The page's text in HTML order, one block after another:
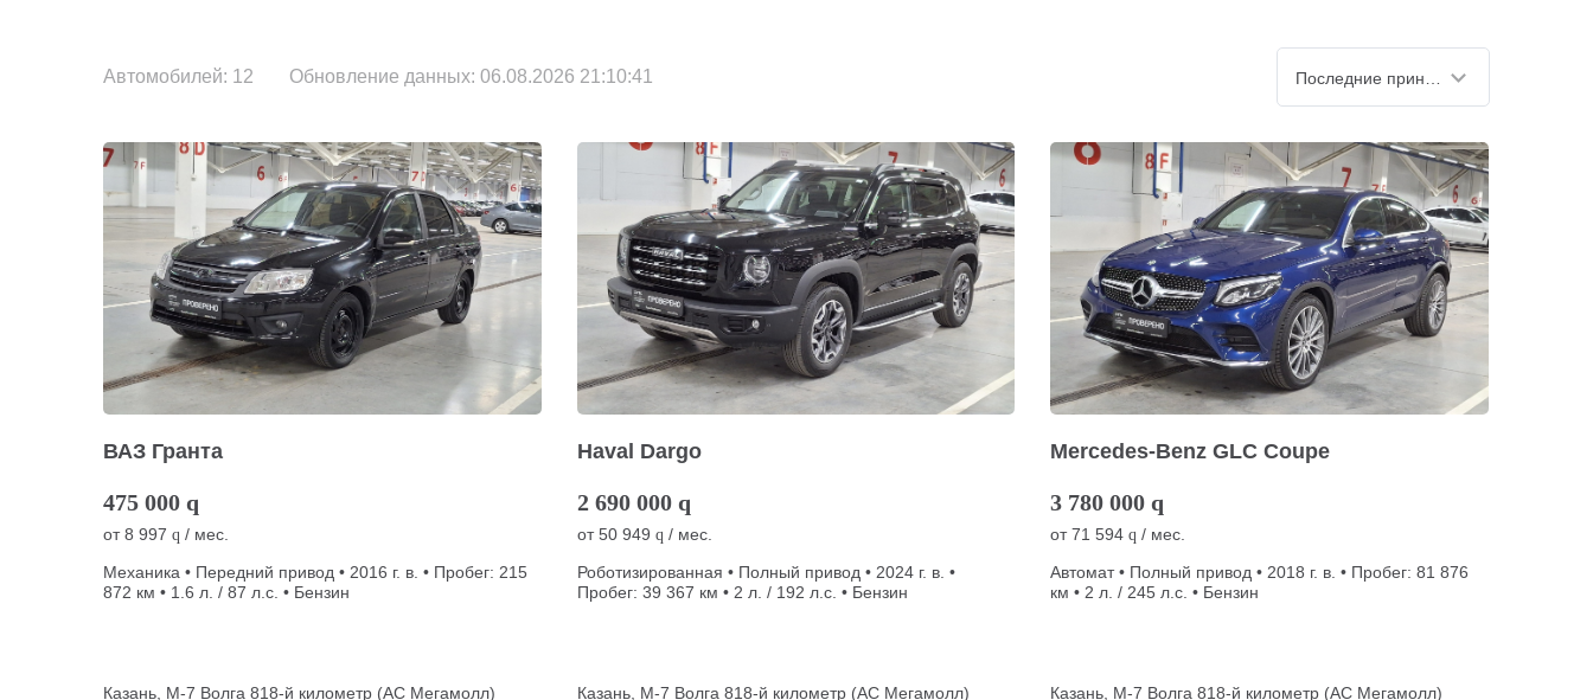
Автомобилей: 12 Обновление данных: 06.08.2026 21:10:41
ВАЗ Гранта
475 000 q
от8 997 q / мес.
Механика • Передний привод • 2016 г. в. • Пробег: 215
872 км • 1.6 л. / 87 л.с. • Бензин
Казань, М-7 Волга 818-й километр (АС Мегамолл)
Haval Dargo
2 690 000 q
от50 949 q / мес.
Роботизированная • Полный привод • 2024 г. в. •
Пробег: 39 367 км • 2 л. / 192 л.с. • Бензин
Казань, М-7 Волга 818-й километр (АС Мегамолл)
Mercedes-Benz GLC Coupe
3 780 000 q
от71 594 q / мес.
Автомат • Полный привод • 2018 г. в. • Пробег: 81 876
км • 2 л. / 245 л.с. • Бензин
Казань, М-7 Волга 818-й километр (АС Мегамолл)